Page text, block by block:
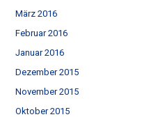
März 2016
Februar 2016
Januar 2016
Dezember 2015
November 2015
Oktober 2015